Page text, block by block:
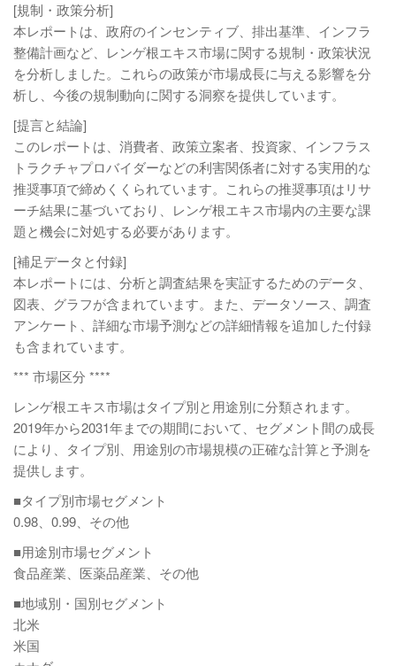
[規制・政策分析]
本レポートは、政府のインセンティブ、排出基準、インフラ
整備計画など、レンゲ根エキス市場に関する規制・政策状況
を分析しました。これらの政策が市場成長に与える影響を分
析し、今後の規制動向に関する洞察を提供しています。
[提言と結論]
このレポートは、消費者、政策立案者、投資家、インフラス
トラクチャプロバイダーなどの利害関係者に対する実用的な
推奨事項で締めくくられています。これらの推奨事項はリサ
ーチ結果に基づいており、レンゲ根エキス市場内の主要な課
題と機会に対処する必要があります。
[補足データと付録]
本レポートには、分析と調査結果を実証するためのデータ、
図表、グラフが含まれています。また、データソース、調査
アンケート、詳細な市場予測などの詳細情報を追加した付録
も含まれています。
*** 市場区分 ****
レンゲ根エキス市場はタイプ別と用途別に分類されます。
2019年から2031年までの期間において、セグメント間の成長
により、タイプ別、用途別の市場規模の正確な計算と予測を
提供します。
■タイプ別市場セグメント
0.98、0.99、その他
■用途別市場セグメント
食品産業、医薬品産業、その他
■地域別・国別セグメント
北米
米国